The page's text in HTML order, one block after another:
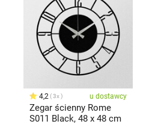
4,2 3x u dostawcy
Zegar ścienny Rome
S011 Black, 48 x 48 cm